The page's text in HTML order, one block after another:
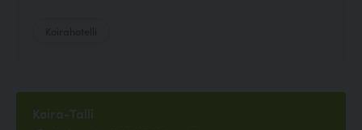
Koira-Talli